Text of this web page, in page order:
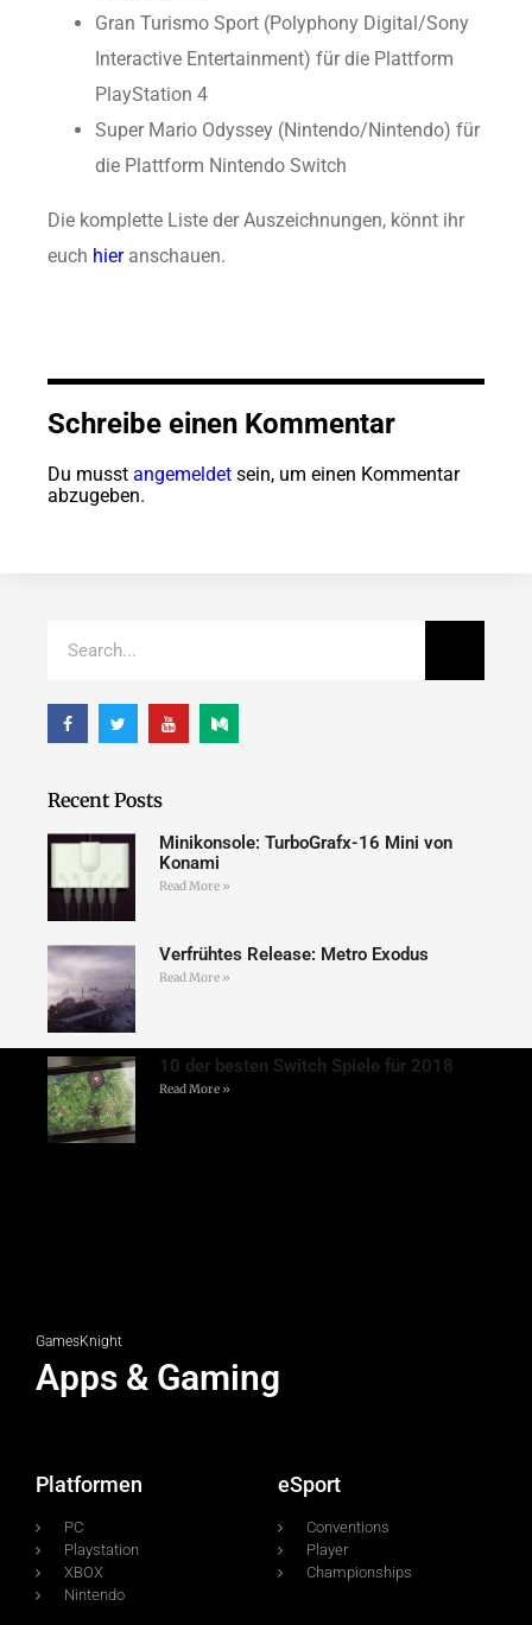
Gran Turismo Sport (Polyphony Digital/Sony
Interactive Entertainment) für die Plattform
PlayStation 4
Super Mario Odyssey (Nintendo/Nintendo) für
die Plattform Nintendo Switch
Die komplette Liste der Auszeichnungen, könnt ihr
euch hieranschauen.
Schreibe einen Kommentar
Du musst angemeldet sein, um einen Kommentar
abzugeben.
Recent Posts
Minikonsole: TurboGrafx-16 Mini von
Konami
Read More »
Verfrühtes Release: Metro Exodus
Read More »
10 der besten Switch Spiele für 2018
Read More »
GamesKnight
Apps & Gaming
Platformen
PC
Playstation
XBOX
Nintendo
eSport
Conventions
Player
Championships